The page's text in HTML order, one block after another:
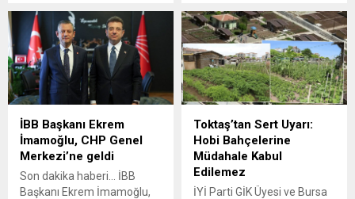
Akşener’in kamusal
yaşantısı sakinleşirken
zaman zaman davet ve
törenlerde görüntüsü
paylaşılıyor. Son
paylaşımlarında Akşener’in
değişen imajı dikkat çekti;
sarı saçlı hali ile
görüntülenen eski liderin
morali yerinde görünüyordu.
Görüşme ve...
ek hizmet binası arazisinin
özelleştirilme kapsamına
alınmasına sert tepki
gösterdi. Resmi Gazete’de
yayımlanan kararla,
Bursa’nın en değerli kamu
taşınmazlarından birinin
satış ve devir süreci
başlatıldı. Bu karar, şehirdeki
birçok vatandaşı ve
İBB Başkanı Ekrem
İmamoğlu, CHP Genel
Merkezi’ne geldi
Son dakika haberi... İBB
Başkanı Ekrem İmamoğlu,
Toktaş’tan Sert Uyarı:
Hobi Bahçelerine
Müdahale Kabul
Edilemez
İYİ Parti GİK Üyesi ve Bursa